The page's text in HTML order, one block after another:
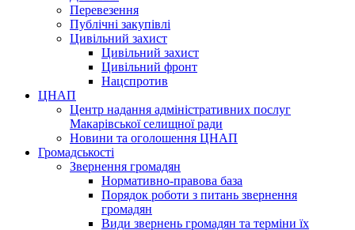
Перевезення
Публічні закупівлі
Цивільний захист
Цивільний захист
Цивільний фронт
Нацспротив
ЦНАП
Центр надання адміністративних послуг
Макарівської селищної ради
Новини та оголошення ЦНАП
Громадськості
Звернення громадян
Нормативно-правова база
Порядок роботи з питань звернення
громадян
Види звернень громадян та терміни їх